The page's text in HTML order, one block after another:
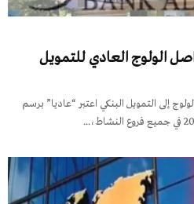
الولوج العادي للتمويل
إلى التمويل البنكي اعتبر “عاديا” برسم